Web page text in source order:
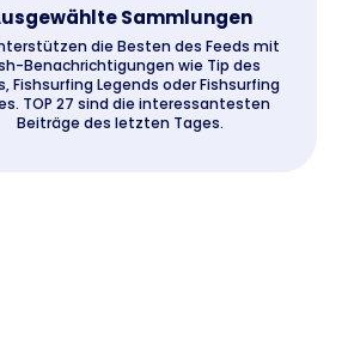
Sammlungen
die Besten des Feeds mit
Benachrichtigungen wie Tip des
Fishsurfing Legends oder Fishsurfing
TOP 27 sind die interessantesten
Beiträge des letzten Tages.